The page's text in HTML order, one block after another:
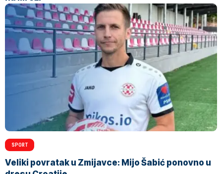
SPORT
Veliki povratak u Zmijavce: Mijo Šabić ponovno u